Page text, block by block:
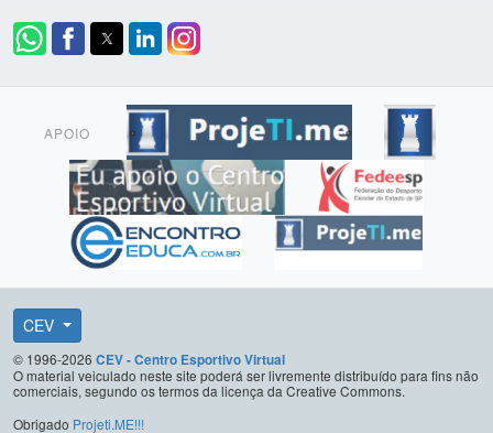
APOIO
CEV
© 1996-2026 CEV - Centro Esportivo Virtual
O material veiculado neste site poderá ser livremente distribuído para fins não
comerciais, segundo os termos da licença da Creative Commons.
Obrigado Projeti.ME!!!